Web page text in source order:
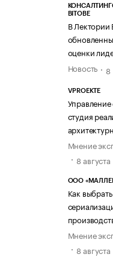
BITOBE
В Лектории
оценки
Новость
8
VPROEKTE
Управление
студия
Мнение
8
ООО
Как
Мнение
8